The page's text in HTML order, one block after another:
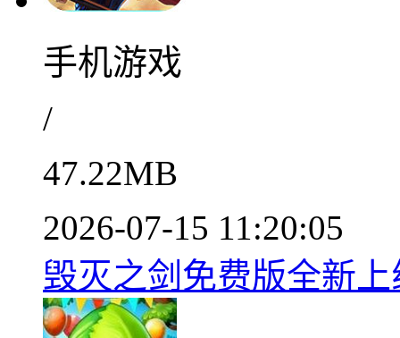
手机游戏
/
47.22MB
2026-07-15 11:20:05
毁灭之剑免费版全新